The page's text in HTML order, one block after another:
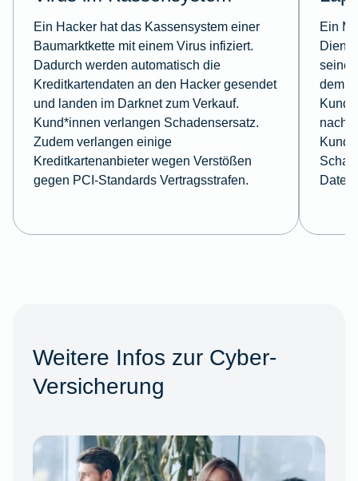
Ein Hacker hat das Kassensystem einer
Baumarktkette mit einem Virus infiziert.
Dadurch werden automatisch die
Kreditkartendaten an den Hacker gesendet
und landen im Darknet zum Verkauf.
Kund*innen verlangen Schadensersatz.
Zudem verlangen einige
Kreditkartenanbieter wegen Verstößen
gegen PCI-Standards Vertragsstrafen.
Ein
dem
nach
Daten
Weitere Infos zur Cyber-
Versicherung